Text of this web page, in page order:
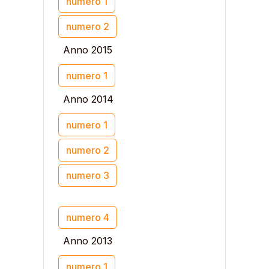
numero 2
Anno 2015
numero 1
Anno 2014
numero 1
numero 2
numero 3
numero 4
Anno 2013